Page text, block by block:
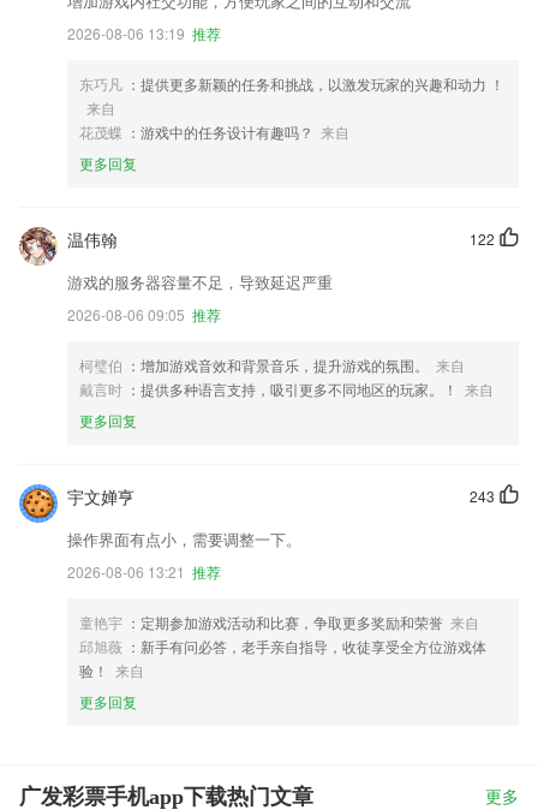
2026-08-06 13:19 推荐
东巧凡 ：提供更多新颖的任务和挑战，以激发玩家的兴趣和动力 ！
来自
花茂蝶 ：游戏中的任务设计有趣吗？ 来自
更多回复
122
温伟翰
游戏的服务器容量不足，导致延迟严重
2026-08-06 09:05 推荐
柯璧伯 ：增加游戏音效和背景音乐，提升游戏的氛围。
来自
戴言时 ：提供多种语言支持，吸引更多不同地区的玩家。！
来自
更多回复
243
宇文婵亨
操作界面有点小，需要调整一下。
2026-08-06 13:21 推荐
童艳宇 ：定期参加游戏活动和比赛，争取更多奖励和荣誉 来自
邱旭薇 ：新手有问必答，老手亲自指导，收徒享受全方位游戏体
验！
来自
更多回复
广发彩票手机app下载热门文章 更多